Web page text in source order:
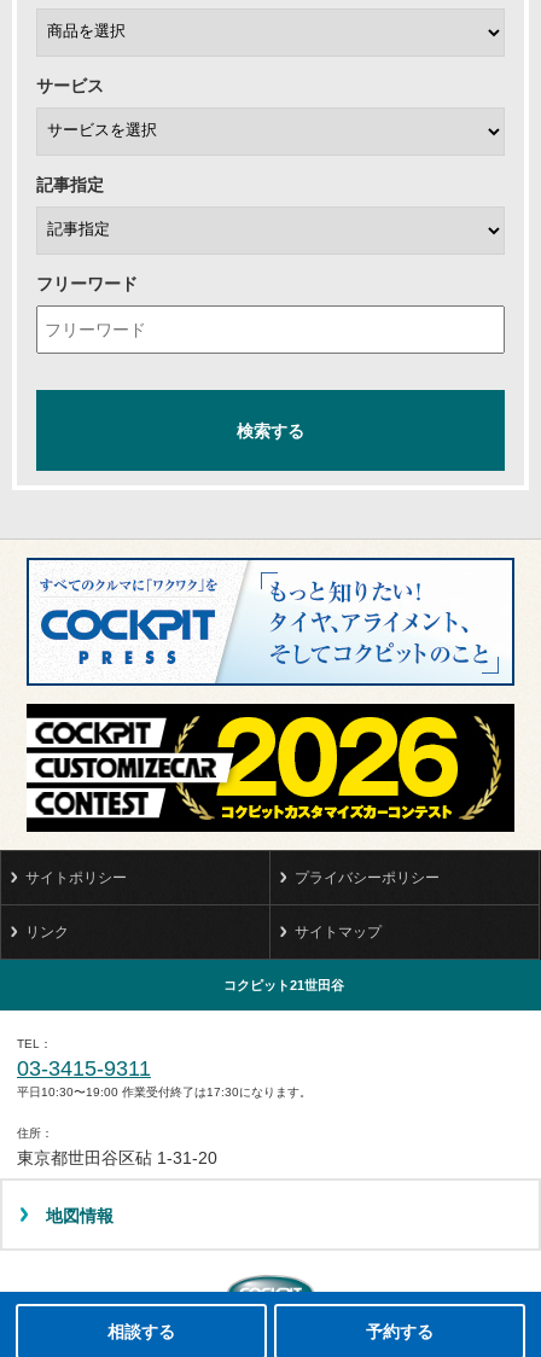
サービス
記事指定
フリーワード
サイトポリシー プライバシーポリシー
リンク サイトマップ
コクピット21世田谷
TEL
03-3415-9311
平日10:30〜19:00 作業受付終了は17:30になります。
住所
東京都世田谷区砧 1-31-20
地図情報
Copyright(C)2008-2022 COCKPIT 21SETAGAYA.All rights reserved.
相談する 予約する